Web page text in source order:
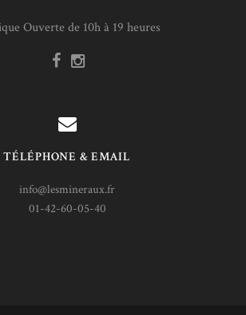
Ouverte de 10h à 19 heures
TÉLÉPHONE & EMAIL
info@lesmineraux.fr
01-42-60-05-40